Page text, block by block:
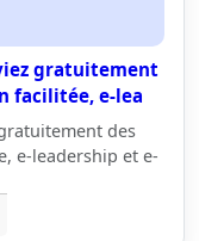
gratuitement
facilitée, e-lea
des
e-leadership et e-